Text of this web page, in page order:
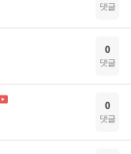
댓글
0
댓글
0
댓글